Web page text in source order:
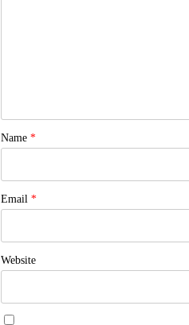
Name *
Email *
Website